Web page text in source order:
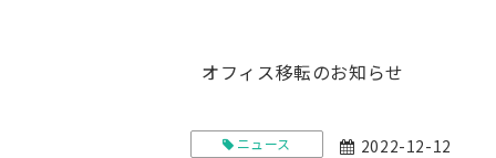
オフィス移転のお知らせ
ニュース 2022-12-12